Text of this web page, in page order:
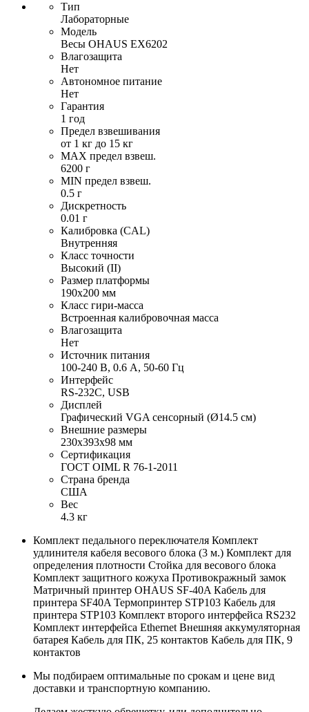
Тип
Лабораторные
Модель
Весы OHAUS EX6202
Влагозащита
Нет
Автономное питание
Нет
Гарантия
1 год
Предел взвешивания
от 1 кг до 15 кг
MAX предел взвеш.
6200 г
MIN предел взвеш.
0.5 г
Дискретность
0.01 г
Калибровка (CAL)
Внутренняя
Класс точности
Высокий (II)
Размер платформы
190х200 мм
Класс гири-масса
Встроенная калибровочная масса
Влагозащита
Нет
Источник питания
100-240 В, 0.6 А, 50-60 Гц
Интерфейс
RS-232C, USB
Дисплей
Графический VGA сенсорный (Ø14.5 см)
Внешние размеры
230х393х98 мм
Сертификация
ГОСТ OIML R 76-1-2011
Страна бренда
США
Вес
4.3 кг
Комплект педального переключателя Комплект
удлинителя кабеля весового блока (3 м.) Комплект для
определения плотности Стойка для весового блока
Комплект защитного кожуха Противокражный замок
Матричный принтер OHAUS SF-40A Кабель для
принтера SF40A Термопринтер STP103 Кабель для
принтера STP103 Комплект второго интерфейса RS232
Комплект интерфейса Ethernet Внешняя аккумуляторная
батарея Кабель для ПК, 25 контактов Кабель для ПК, 9
контактов
Мы подбираем оптимальные по срокам и цене вид
доставки и транспортную компанию.